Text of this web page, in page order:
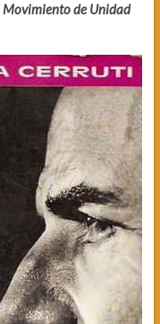
Movimiento de Unidad